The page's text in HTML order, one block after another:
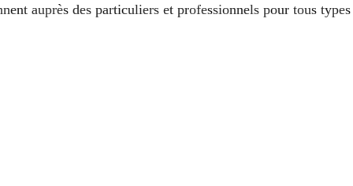
auprès des particuliers et professionnels pour tous